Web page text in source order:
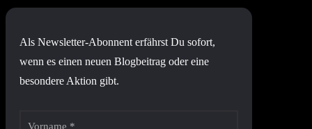
Als Newsletter-Abonnent erfährst Du sofort,
wenn es einen neuen Blogbeitrag oder eine
besondere Aktion gibt.